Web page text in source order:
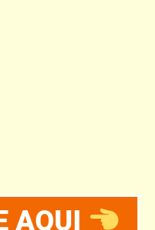
AQUI